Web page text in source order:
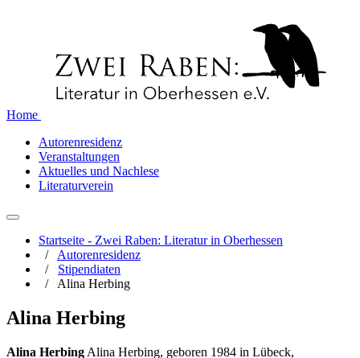
Home
Autorenresidenz
Veranstaltungen
Aktuelles und Nachlese
Literaturverein
Startseite - Zwei Raben: Literatur in Oberhessen
/ Autorenresidenz
/ Stipendiaten
/ Alina Herbing
Alina Herbing
Alina Herbing Alina Herbing, geboren 1984 in Lübeck,